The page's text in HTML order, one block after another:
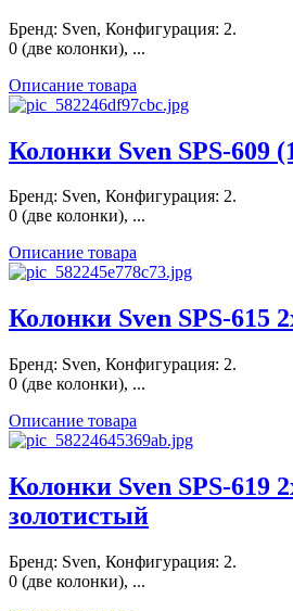
Бренд: Sven, Конфигурация: 2.
0 (две колонки), ...
Описание товара
Колонки Sven SPS-609
Бренд: Sven, Конфигурация: 2.
0 (две колонки), ...
Описание товара
Колонки Sven SPS-615
Бренд: Sven, Конфигурация: 2.
0 (две колонки), ...
Описание товара
Колонки Sven SPS-619
золотистый
Бренд: Sven, Конфигурация: 2.
0 (две колонки), ...